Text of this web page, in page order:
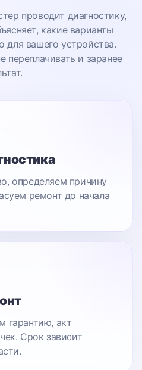
проводит диагностику,
какие варианты
для вашего устройства.
переплачивать и заранее
определяем причину
ремонт до начала
гарантию, акт
Срок зависит